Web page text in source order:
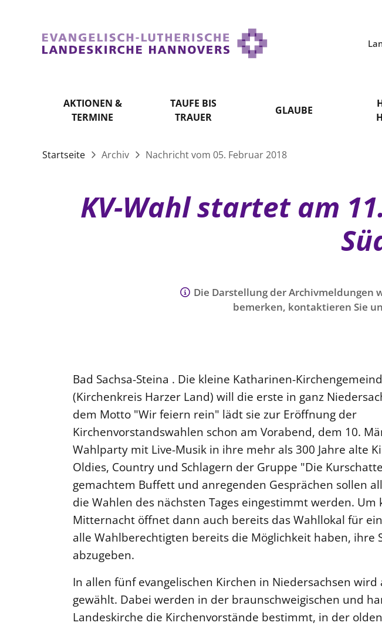
AKTIONEN &
TERMINE
TAUFE BIS
TRAUER
GLAUBE
Startseite Archiv Nachricht vom 05. Februar 2018
KV-Wahl startet am
Die Darstellung der Archivmeldungen
bemerken, kontaktieren Sie
Bad Sachsa-Steina . Die kleine Katharinen-
(Kirchenkreis Harzer Land) will die erste in ganz
dem Motto "Wir feiern rein" lädt sie zur Eröffnung der
Kirchenvorstandswahlen schon am Vorabend, dem 10.
Wahlparty mit Live-Musik in ihre mehr als 300 Jahre alte
Oldies, Country und Schlagern der Gruppe "Die
gemachtem Buffett und anregenden Gesprächen sollen
die Wahlen des nächsten Tages eingestimmt werden. Um
Mitternacht öffnet dann auch bereits das Wahllokal für
alle Wahlberechtigten bereits die Möglichkeit haben, ihre
abzugeben.
In allen fünf evangelischen Kirchen in Niedersachsen wird
gewählt. Dabei werden in der braunschweigischen und
Landeskirche die Kirchenvorstände bestimmt, in der